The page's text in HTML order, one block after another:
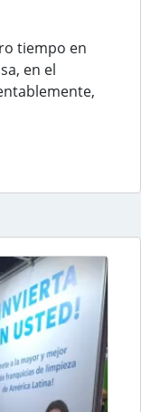
tiempo en
en el